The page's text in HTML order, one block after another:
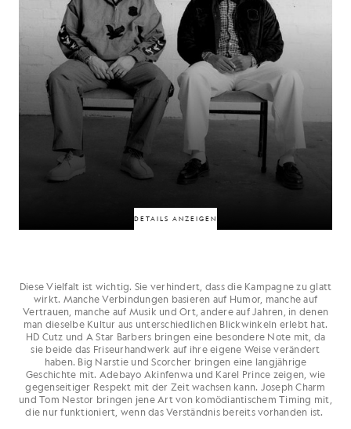
DETAILS ANZEIGEN
50% RABATT
Verbunden durch Freundschaft, eine gemeinsame Vergangenheit und
jahrelange Zusammenarbeit, sind diese beiden im Fußball Rivalen.
Verschiedene Teams, unterschiedliche Loyalitäten, aber dieselbe tiefe
Verbundenheit. Ihre Beziehung ist der Beweis dafür, dass Rivalität nicht
immer Distanz schafft. Manchmal ist sie genau das, was die Verbindung
aufrechterhält.
Diese Vielfalt ist wichtig. Sie verhindert, dass die Kampagne zu glatt
wirkt. Manche Verbindungen basieren auf Humor, manche auf
Vertrauen, manche auf Musik und Ort, andere auf Jahren, in denen
man dieselbe Kultur aus unterschiedlichen Blickwinkeln erlebt hat.
HD Cutz und A Star Barbers bringen eine besondere Note mit, da
sie beide das Friseurhandwerk auf ihre eigene Weise verändert
haben. Big Narstie und Scorcher bringen eine langjährige
Geschichte mit. Adebayo Akinfenwa und Karel Prince zeigen, wie
gegenseitiger Respekt mit der Zeit wachsen kann. Joseph Charm
und Tom Nestor bringen jene Art von komödiantischem Timing mit,
die nur funktioniert, wenn das Verständnis bereits vorhanden ist.